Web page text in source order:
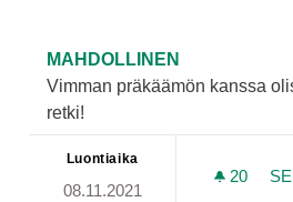
MAHDOLLINEN
Vimman präkäämön kanssa
retki!
Luontiaika
08.11.2021
20 20